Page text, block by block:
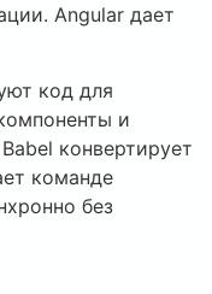
Angular дает
код для
и
конвертирует
команде
без